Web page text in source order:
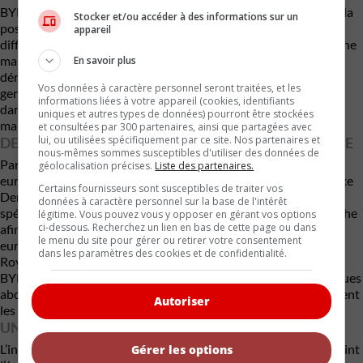
BYD ne se limite pas aux usines. Le constructeur analyse aussi la
possibilité d’acquérir certaines marques européennes en
difficulté. Stella Li a notamment mentionné
comme une
marque « très intéressante », tout en précisant qu’aucune
démarche concrète n’avait été entreprise pour le moment. Ce
genre d’acquisition permettrait à BYD d’accélérer sa crédibilité
dans le segment haut de gamme européen, un secteur où les
marques chinoises cherchent encore à gagner du prestige.
DENZA PRÉPARE SON OFFENSIVE HAUT DE GAMME
Parallèlement, BYD renforce activement ses équipes
européennes afin de soutenir le lancement de sa marque de luxe
Denza
. Le constructeur recrute actuellement plusieurs
spécialistes provenant de constructeurs réputés commePorsche
afin de développer des véhicules mieux adaptés aux goûts
européens. Denza doit d’ailleurs être commercialisée au
Royaume-Uni dès cette année. Cette stratégie démontre que
BYD ne souhaite plus seulement vendre des véhicules électriques
abordables en Europe, mais également concurrencer directement
les constructeurs premium établis.
UNE TRANSFORMATION PROFONDE
L’intérêt de BYD pour les usines européennes illustre à quel point
Stocker et/ou accéder à des informations sur un
appareil
En savoir plus
Vos données à caractère personnel seront traitées, et les
informations liées à votre appareil (cookies, identifiants
uniques et autres types de données) pourront être stockées
et consultées par 300 partenaires, ainsi que partagées avec
lui, ou utilisées spécifiquement par ce site. Nos partenaires et
nous-mêmes sommes susceptibles d'utiliser des données de
géolocalisation précises. Liste des partenaires.
Certains fournisseurs sont susceptibles de traiter vos
données à caractère personnel sur la base de l'intérêt
légitime. Vous pouvez vous y opposer en gérant vos options
ci-dessous. Recherchez un lien en bas de cette page ou dans
le menu du site pour gérer ou retirer votre consentement
dans les paramètres des cookies et de confidentialité.
Autoriser
Gérer les options